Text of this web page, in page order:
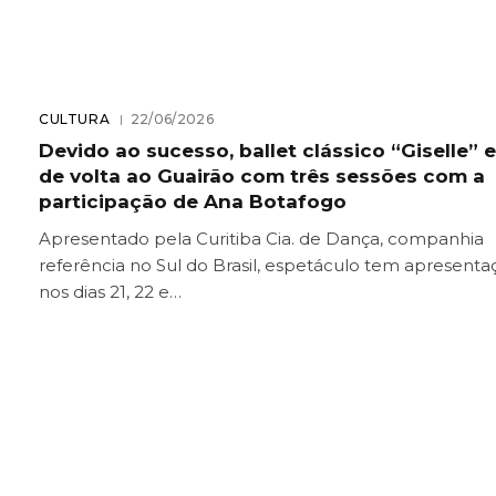
CULTURA 22/06/2026
Devido ao sucesso, ballet clássico “Giselle”
de volta ao Guairão com três sessões com a
participação de Ana Botafogo
Apresentado pela Curitiba Cia. de Dança, companhia
referência no Sul do Brasil, espetáculo tem
nos dias 21, 22 e…